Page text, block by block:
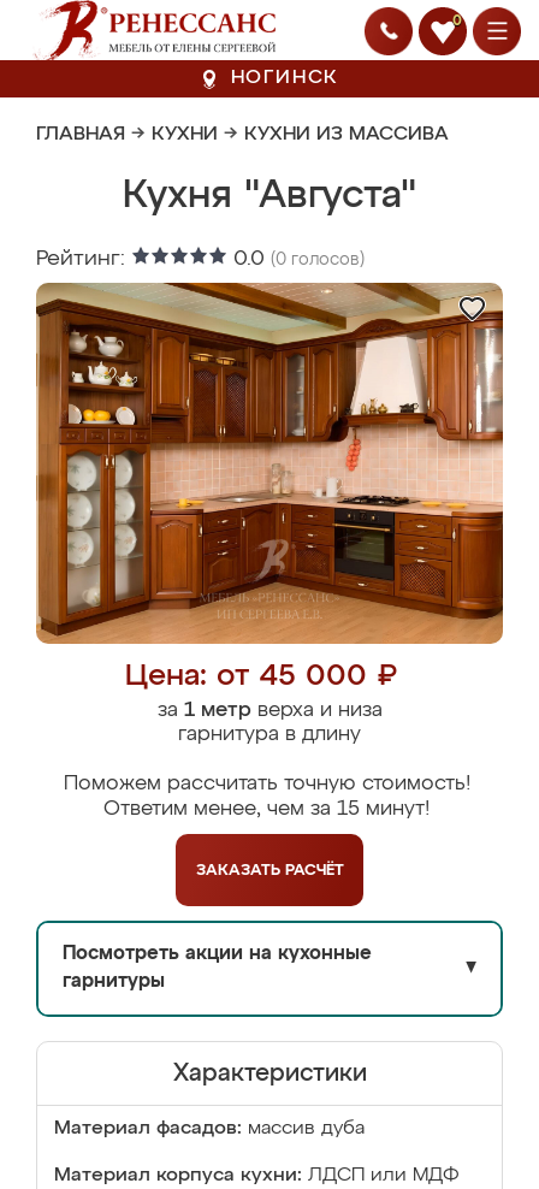
0
НОГИНСК
ГЛАВНАЯ → КУХНИ → КУХНИ ИЗ МАССИВА
Кухня "Августа"
Рейтинг: 0.0 (0 голосов)
Цена: от 45 000 ₽
за 1 метрверха и низа
гарнитура в длину
Поможем рассчитать точную стоимость!
Ответим менее, чем за 15 минут!
ЗАКАЗАТЬ РАСЧЁТ
Посмотреть акции на кухонные
гарнитуры
▼
Характеристики
Материал фасадов: массив дуба
Материал корпуса кухни: ЛДСП или МДФ